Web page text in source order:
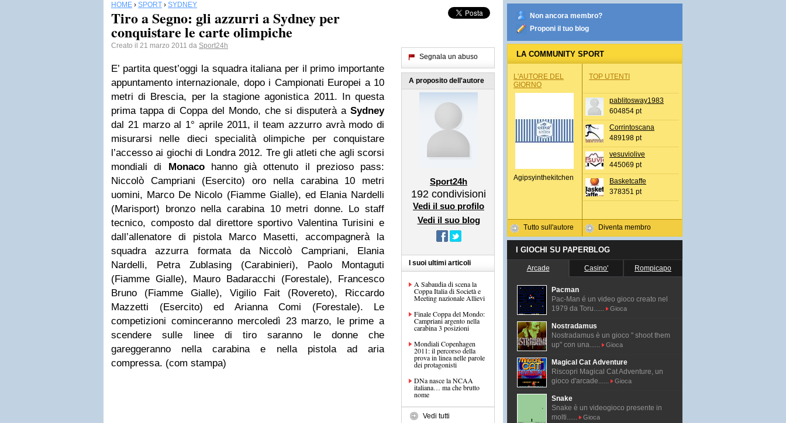
HOME › SPORT › SYDNEY
Tiro a Segno: gli azzurri a Sydney per
conquistare le carte olimpiche
Creato il 21 marzo 2011 da Sport24h
E’ partita quest’oggi la squadra italiana per il primo importante
appuntamento internazionale, dopo i Campionati Europei a 10
metri di Brescia, per la stagione agonistica 2011. In questa
prima tappa di Coppa del Mondo, che si disputerà a Sydney
dal 21 marzo al 1° aprile 2011, il team azzurro avrà modo di
misurarsi nelle dieci specialità olimpiche per conquistare
l’accesso ai giochi di Londra 2012. Tre gli atleti che agli scorsi
mondiali di Monacohanno già ottenuto il prezioso pass:
Niccolò Campriani (Esercito) oro nella carabina 10 metri
uomini, Marco De Nicolo (Fiamme Gialle), ed Elania Nardelli
(Marisport) bronzo nella carabina 10 metri donne. Lo staff
tecnico, composto dal direttore sportivo Valentina Turisini e
dall’allenatore di pistola Marco Masetti, accompagnerà la
squadra azzurra formata da Niccolò Campriani, Elania
Nardelli, Petra Zublasing (Carabinieri), Paolo Montaguti
(Fiamme Gialle), Mauro Badaracchi (Forestale), Francesco
Bruno (Fiamme Gialle), Vigilio Fait (Rovereto), Riccardo
Mazzetti (Esercito) ed Arianna Comi (Forestale). Le
competizioni cominceranno mercoledì 23 marzo, le prime a
scendere sulle linee di tiro saranno le donne che
gareggeranno nella carabina e nella pistola ad aria
compressa. (com stampa)
Segnala un abuso
A proposito dell'autore
Sport24h
192 condivisioni
Vedi il suo profilo
Vedi il suo blog
I suoi ultimi articoli
A Sabaudia di scena la
Coppa Italia di Società e
Meeting nazionale Allievi
Finale Coppa del Mondo:
Campriani argento nella
carabina 3 posizioni
Mondiali Copenhagen
2011: il percorso della
prova in linea nelle parole
dei protagonisti
DNa nasce la NCAA
italiana… ma che brutto
nome
Vedi tutti
Non ancora membro?
Proponi il tuo blog
LA COMMUNITY SPORT
L'AUTORE DEL
GIORNO
Agipsyinthekitchen
Tutto sull'autore
TOP UTENTI
pablitosway1983
604854 pt
Corrintoscana
489198 pt
vesuviolive
445069 pt
Basketcaffe
378351 pt
Diventa membro
I GIOCHI SU PAPERBLOG
Arcade Casino' Rompicapo
Pacman
Pac-Man é un video gioco creato nel
1979 da Toru......
Gioca
Nostradamus
Nostradamus è un gioco " shoot them
up" con una......
Gioca
Magical Cat Adventure
Riscopri Magical Cat Adventure, un
gioco d'arcade......
Gioca
Snake
Snake è un videogioco presente in
molti......
Gioca